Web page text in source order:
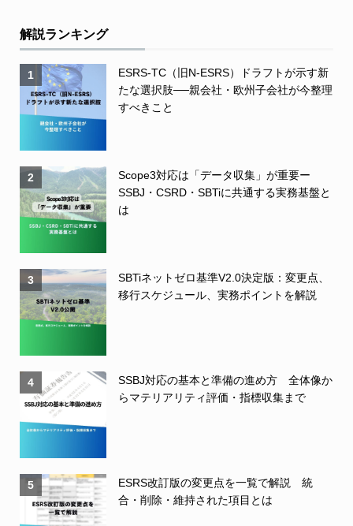
解説ランキング
1
ESRS-TC（旧N-ESRS）ドラフトが示す新
たな選択肢──親会社・欧州子会社が今整理
すべきこと
2
Scope3対応は「データ収集」が重要ー
SSBJ・CSRD・SBTiに共通する実務基盤と
は
3
SBTiネットゼロ基準V2.0決定版：変更点、
移行スケジュール、実務ポイントを解説
4
SSBJ対応の基本と準備の進め方 全体像か
らマテリアリティ評価・指標収集まで
5
ESRS改訂版の変更点を一覧で解説 統
合・削除・維持された項目とは